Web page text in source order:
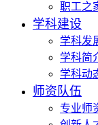
职工之
学科建设
学科发
学科简
学科动
师资队伍
专业师